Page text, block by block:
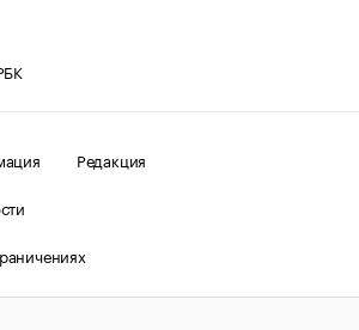
Редакция
О соблюдении авторских прав